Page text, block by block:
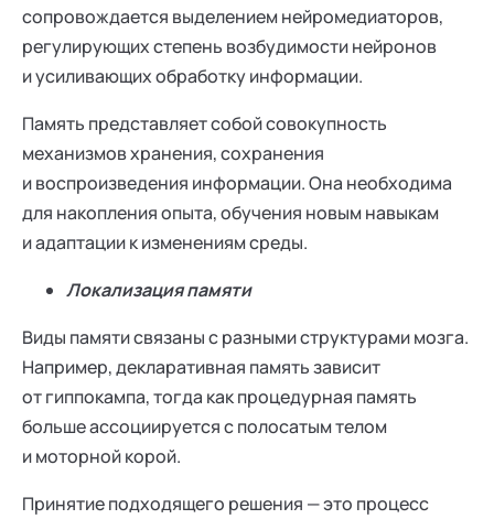
сопровождается выделением нейромедиаторов,
регулирующих степень возбудимости нейронов
и усиливающих обработку информации.
Память представляет собой совокупность
механизмов хранения, сохранения
и воспроизведения информации. Она необходима
для накопления опыта, обучения новым навыкам
и адаптации к изменениям среды.
Локализация памяти
Виды памяти связаны с разными структурами мозга.
Например, декларативная память зависит
от гиппокампа, тогда как процедурная память
больше ассоциируется с полосатым телом
и моторной корой.
Принятие подходящего решения — это процесс